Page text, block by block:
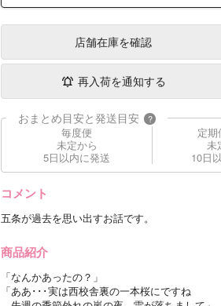
店舗在庫を確認
再入荷を通知する
おまとめ目安と発送目安 ?
毎度便
未定から
5日以内に発送
定期
未
10日
コメント
五条が過去を思い出すお話です。
商品紹介
「なんかあったの？」
「ああ･･･実は西校舎裏の一本桜にですね